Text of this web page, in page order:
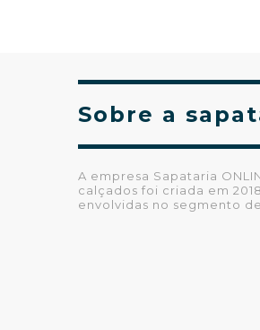
Sobre a
A empresa Sapataria
calçados foi criada em
envolvidas no segmento